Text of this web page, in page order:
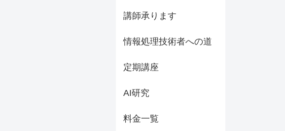
講師承ります
情報処理技術者への道
定期講座
AI研究
料金一覧